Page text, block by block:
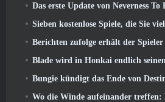
Das erste Update von Neverness To
Sieben kostenlose Spiele, die Sie vielleicht verpasst haben
Berichten zufolge erhält der Spieler von Tree Of Saviour einen Sonderpreis
Blade wird in Honkai endlich seinen „Tod“
Bungie kündigt das Ende von Destiny an 2 Produktion, während sie sich
Wo die Winde aufeinander treffen: Erscheinungsdatum der